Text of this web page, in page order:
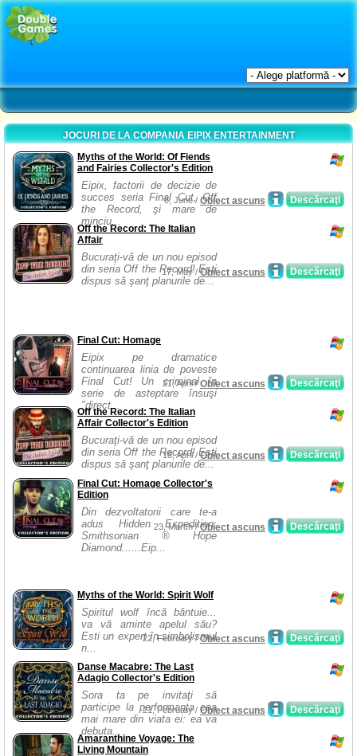
JOCURI DE LA COMPANIA EIPIX ENTERTAINMENT
Myths of the World: Of Fiends
and Fairies Collector's Edition
Eipix, factorii de decizie de
succes seria Final Cut, Off
the Record, şi mare de
minciu...
Descărcaţi
8, June / Obiect ascuns
Off the Record: The Italian
Affair
Bucuraţi-vă de un nou episod
din seria Off the Record! Eşti
dispus să şanţ planurile de...
Descărcaţi
17, May /Obiect ascuns
Final Cut: Homage
Eipix pe dramatice
continuarea linia de poveste
Final Cut! Un criminal în
serie de asteptare însuşi
"direct...
Descărcaţi
21, April /Obiect ascuns
Off the Record: The Italian
Affair Collector's Edition
Bucuraţi-vă de un nou episod
din seria Off the Record! Eşti
dispus să şanţ planurile de...
Descărcaţi
18, April /Obiect ascuns
Final Cut: Homage Collector's
Edition
Din dezvoltatorii care te-a
adus Hidden Expedition:
Smithsonian ® Hope
Diamond......Eip...
Descărcaţi
23, March /Obiect ascuns
Myths of the World: Spirit Wolf
Spiritul wolf încă bântuie...
va vă aminte apelul său?
Esti un expert în simbolismul
n...
Descărcaţi
22, February /Obiect ascuns
Danse Macabre: The Last
Adagio Collector's Edition
Sora ta pe invitaţi să
participe la performanţa cea
mai mare din viata ei: ea va
debuta...
Descărcaţi
21, February / Obiect ascuns
Amaranthine Voyage: The
Living Mountain